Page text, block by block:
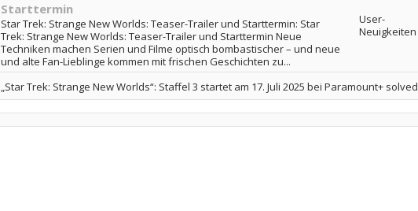
Starttermin
Star Trek: Strange New Worlds: Teaser-Trailer und Starttermin: Star
Trek: Strange New Worlds: Teaser-Trailer und Starttermin Neue
Techniken machen Serien und Filme optisch bombastischer – und neue
und alte Fan-Lieblinge kommen mit frischen Geschichten zu...
User-
Neuigkeiten
„Star Trek: Strange New Worlds“: Staffel 3 startet am 17. Juli 2025 bei Paramount+ solved